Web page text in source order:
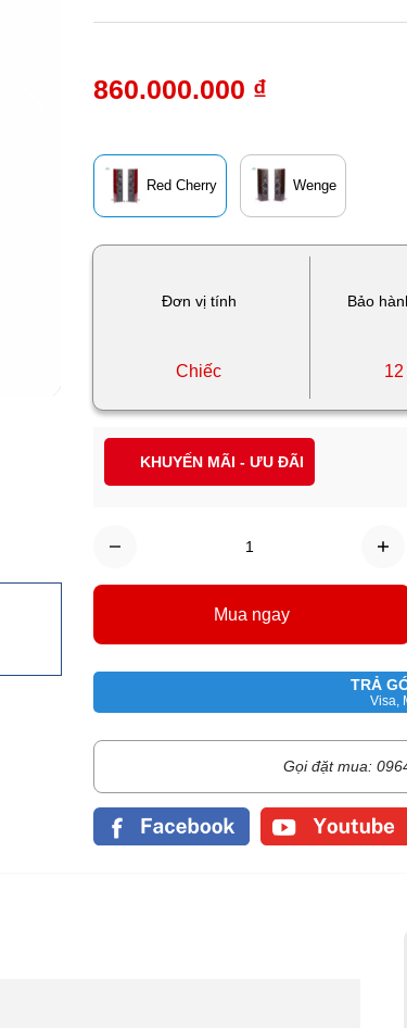
Đơn vị tính Bảo
Chiếc
Red Cherry Wenge
TRẢ
Visa,
Gọi đặt mua:
860.000.000 ₫
Mua ngay
KHUYẾN MÃI - ƯU ĐÃI